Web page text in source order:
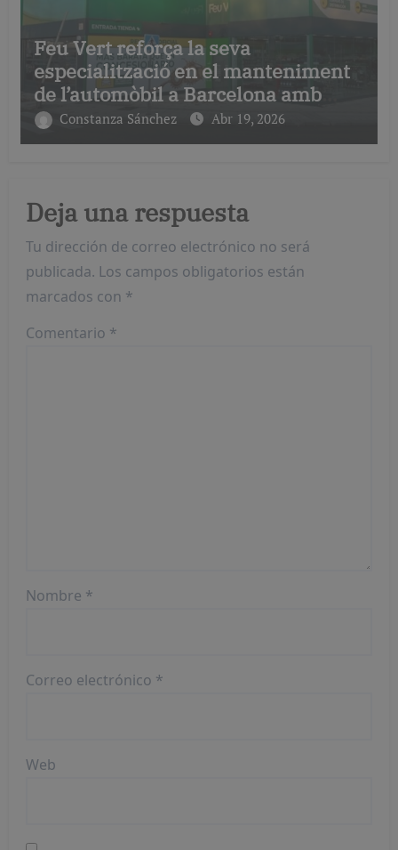
Feu Vert reforça la seva
especialització en el manteniment
de l’automòbil a Barcelona amb
serveis de taller i mecànica
avançada
Constanza Sánchez Abr 19, 2026
Deja una respuesta
Tu dirección de correo electrónico no será
publicada. Los campos obligatorios están
marcados con *
Comentario *
Nombre *
Correo electrónico *
Web